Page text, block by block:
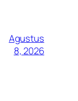
Agustus
8, 2026